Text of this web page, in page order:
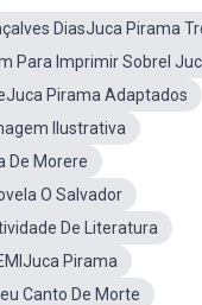
DiasJuca Pirama
Para Imprimir SobreI
Pirama Adaptados
Ilustrativa
De Morere
O Salvador
De Literatura
Pirama
Canto De Morte